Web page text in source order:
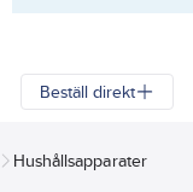
Beställ direkt
Hushållsapparater